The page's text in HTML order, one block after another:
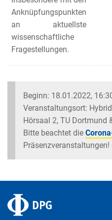
Anknüpfungspunkten
an aktuellste
wissenschaftliche
Fragestellungen.
Beginn: 18.01.2022,
Veranstaltungsort:
Hörsaal 2, TU Dortmund
Bitte beachtet die